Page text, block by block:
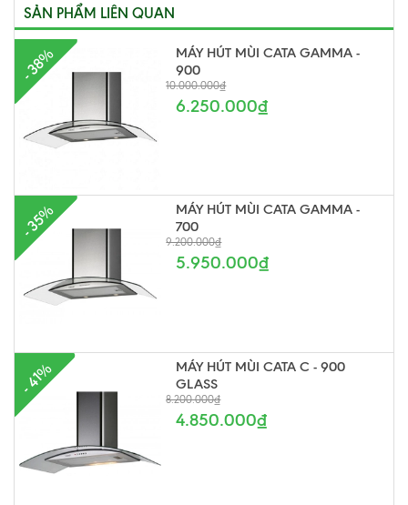
SẢN PHẨM LIÊN QUAN
- 38%
MÁY HÚT MÙI CATA GAMMA -
900
10.000.000₫
6.250.000₫
- 35%
MÁY HÚT MÙI CATA GAMMA -
700
9.200.000₫
5.950.000₫
- 41%
MÁY HÚT MÙI CATA C - 900
GLASS
8.200.000₫
4.850.000₫